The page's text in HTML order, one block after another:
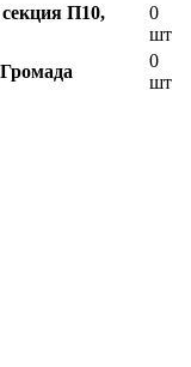
П10,
0
шт
0
шт